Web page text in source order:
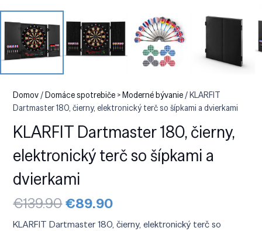
Domov/Domáce spotrebiče > Moderné bývanie/ KLARFIT
Dartmaster 180, čierny, elektronický terč so šípkami a dvierkami
KLARFIT Dartmaster 180, čierny,
elektronický terč so šípkami a
dvierkami
€139.90Pôvodná
cena
bola:
€89.90Aktuálna
je:
KLARFIT Dartmaster 180, čierny, elektronický terč so